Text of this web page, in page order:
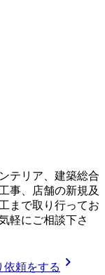
テリア、建築総合
事、店舗の新規及
まで取り行ってお
軽にご相談下さ
依頼をする chevron_right